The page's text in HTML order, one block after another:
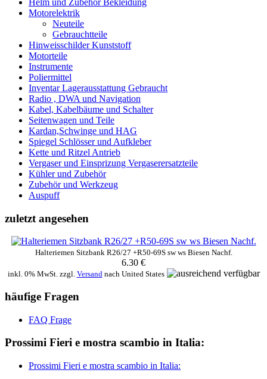
Motorelektrik
Neuteile
Gebrauchtteile
Hinweisschilder Kunststoff
Motorteile
Instrumente
Poliermittel
Inventar Lagerausstattung Gebraucht
Radio , DWA und Navigation
Kabel, Kabelbäume und Schalter
Seitenwagen und Teile
Kardan,Schwinge und HAG
Spiegel Schlösser und Aufkleber
Kette und Ritzel Antrieb
Vergaser und Einsprizung Vergaserersatzteile
Kühler und Zubehör
Zubehör und Werkzeug
Auspuff
zuletzt angesehen
Halteriemen Sitzbank R26/27 +R50-69S sw ws Biesen Nachf.
6.30 €
inkl. 0% MwSt. zzgl. Versandnach United States
häufige Fragen
FAQ Frage
Prossimi Fieri e mostra scambio in Italia:
Prossimi Fieri e mostra scambio in Italia: